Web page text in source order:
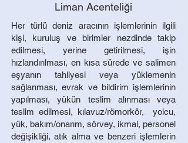
Liman Acenteliği
​Her türlü deniz aracının işlemlerinin ilgili
kişi, kuruluş ve birimler nezdinde takip
edilmesi, yerine getirilmesi, işin
hızlandırılması, en kısa sürede ve salimen
eşyanın tahliyesi veya yüklemenin
sağlanması, evrak ve bildirim işlemlerinin
yapılması, yükün teslim alınması veya
teslim edilmesi, kılavuz/römorkör, yolcu,
yük, bakım/onarım, sörvey, ikmal, personel
değişikliği, atık alma ve benzeri işlemlerin